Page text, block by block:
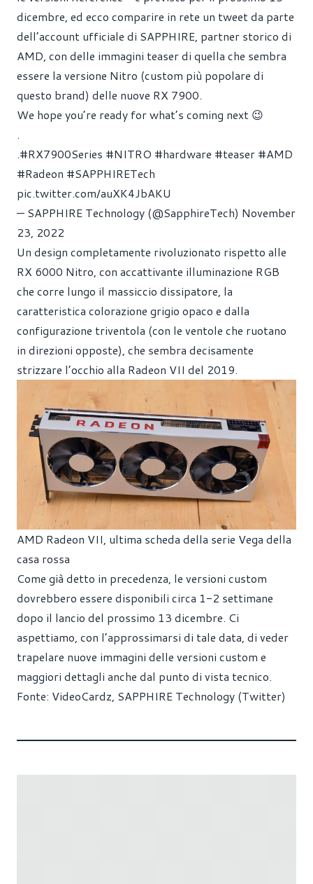
dicembre, ed ecco comparire in rete un tweet da parte
dell’account ufficiale di SAPPHIRE, partner storico di
AMD, con delle immagini teaser di quella che sembra
essere la versione Nitro (custom più popolare di
questo brand) delle nuove RX 7900.
We hope you’re ready for what’s coming next 😉
.
.#RX7900Series #NITRO #hardware #teaser #AMD
#Radeon #SAPPHIRETech
pic.twitter.com/auXK4JbAKU
— SAPPHIRE Technology (@SapphireTech) November
23, 2022
Un design completamente rivoluzionato rispetto alle
RX 6000 Nitro, con accattivante illuminazione RGB
che corre lungo il massiccio dissipatore, la
caratteristica colorazione grigio opaco e dalla
configurazione triventola (con le ventole che ruotano
in direzioni opposte), che sembra decisamente
strizzare l’occhio alla Radeon VII del 2019.
AMD Radeon VII, ultima scheda della serie Vega della
casa rossa
Come già detto in precedenza, le versioni custom
dovrebbero essere disponibili circa 1-2 settimane
dopo il lancio del prossimo 13 dicembre. Ci
aspettiamo, con l’approssimarsi di tale data, di veder
trapelare nuove immagini delle versioni custom e
maggiori dettagli anche dal punto di vista tecnico.
Fonte: VideoCardz, SAPPHIRE Technology (Twitter)